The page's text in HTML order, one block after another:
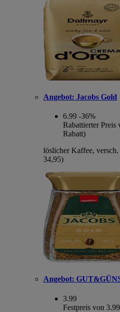
Angebot: Jacobs Gold
6.99 -36%
Rabattierter Preis
Rabatt)
löslicher Kaffee,
34,95)
Angebot:
3.99
Festpreis von